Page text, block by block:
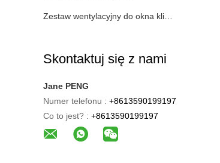
Skontaktuj się z nami
Jane PENG
Numer telefonu : +8613590199197
Co to jest? : +8613590199197